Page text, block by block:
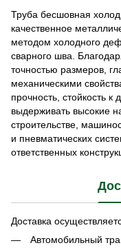
Труба бесшовная
качественное
методом холодного
сварного шва.
точностью размеров,
механическими
прочность, стойкость
выдерживать высокие
строительстве,
и пневматических
ответственных
Доставка
Автомобильный